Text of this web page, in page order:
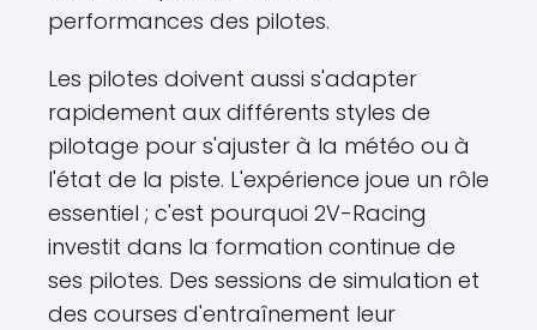
performances des pilotes.
Les pilotes doivent aussi s'adapter
rapidement aux différents styles de
pilotage pour s'ajuster à la météo ou à
l'état de la piste. L'expérience joue un rôle
essentiel ; c'est pourquoi 2V-Racing
investit dans la formation continue de
ses pilotes. Des sessions de simulation et
des courses d'entraînement leur